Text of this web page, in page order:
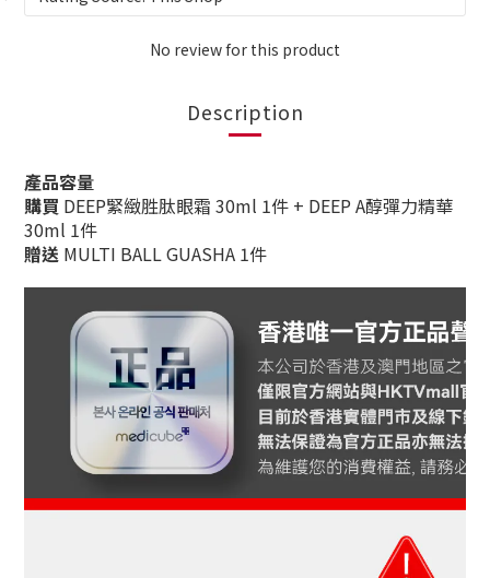
No review for this product
Description
產品容量
購買 DEEP緊緻胜肽眼霜 30ml 1件 + DEEP A醇彈力精華
30ml 1件
贈送 MULTI BALL GUASHA 1件